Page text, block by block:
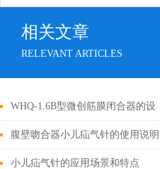
相关文章
RELEVANT ARTICLES
WHQ-1.6B型微创筋膜闭合器的设
计原理与应用
腹壁吻合器小儿疝气针的使用说明
小儿疝气针的应用场景和特点